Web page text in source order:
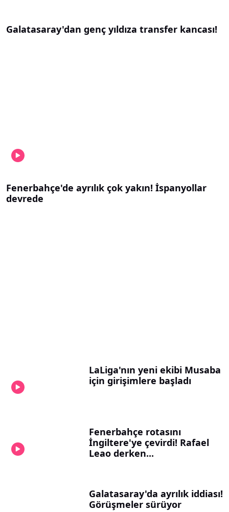
Galatasaray'dan genç yıldıza transfer kancası!
Fenerbahçe'de ayrılık çok yakın! İspanyollar
devrede
LaLiga'nın yeni ekibi Musaba
için girişimlere başladı
Fenerbahçe rotasını
İngiltere'ye çevirdi! Rafael
Leao derken...
Galatasaray'da ayrılık iddiası!
Görüşmeler sürüyor